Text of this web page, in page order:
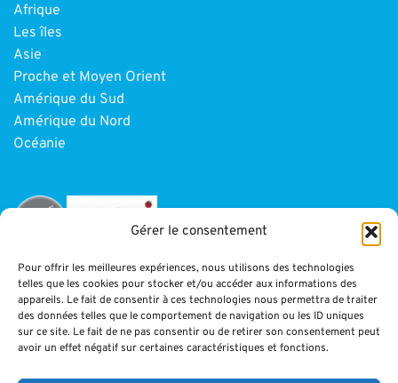
Gérer le consentement
Pour offrir les meilleures expériences, nous utilisons des technologies
telles que les cookies pour stocker et/ou accéder aux informations des
appareils. Le fait de consentir à ces technologies nous permettra de traiter
des données telles que le comportement de navigation ou les ID uniques
sur ce site. Le fait de ne pas consentir ou de retirer son consentement peut
avoir un effet négatif sur certaines caractéristiques et fonctions.
Afrique
Les îles
Asie
Proche et Moyen Orient
Amérique du Sud
Amérique du Nord
Océanie
INFORMATIONS
Paiement